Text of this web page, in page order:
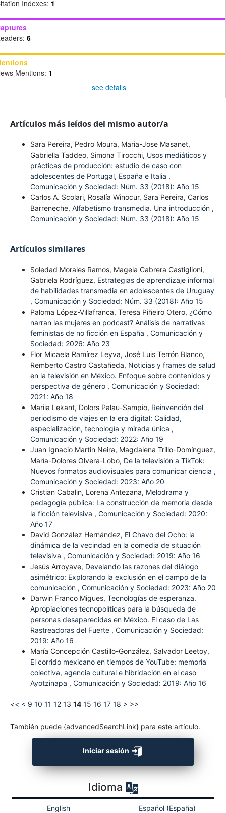
Indexes: 1
6
Mentions: 1
see details
Artículos más leídos del mismo autor/a
Sara Pereira, Pedro Moura, Maria-Jose Masanet,
Gabriella Taddeo, Simona Tirocchi, Usos mediáticos y
prácticas de producción: estudio de caso con
adolescentes de Portugal, España e Italia ,
Comunicación y Sociedad: Núm. 33 (2018): Año 15
Carlos A. Scolari, Rosalía Winocur, Sara Pereira, Carlos
Barreneche, Alfabetismo transmedia. Una introducción ,
Comunicación y Sociedad: Núm. 33 (2018): Año 15
Artículos similares
Soledad Morales Ramos, Magela Cabrera Castiglioni,
Gabriela Rodríguez, Estrategias de aprendizaje informal
de habilidades transmedia en adolescentes de Uruguay
, Comunicación y Sociedad: Núm. 33 (2018): Año 15
Paloma López-Villafranca, Teresa Piñeiro Otero, ¿Cómo
narran las mujeres en podcast? Análisis de narrativas
feministas de no ficción en España , Comunicación y
Sociedad: 2026: Año 23
Flor Micaela Ramírez Leyva, José Luis Terrón Blanco,
Remberto Castro Castañeda, Noticias y frames de salud
en la televisión en México. Enfoque sobre contenidos y
perspectiva de género , Comunicación y Sociedad:
2021: Año 18
Mariia Lekant, Dolors Palau-Sampio, Reinvención del
periodismo de viajes en la era digital: Calidad,
especialización, tecnología y mirada única ,
Comunicación y Sociedad: 2022: Año 19
Juan Ignacio Martin Neira, Magdalena Trillo-Domínguez,
María-Dolores Olvera-Lobo, De la televisión a TikTok:
Nuevos formatos audiovisuales para comunicar ciencia ,
Comunicación y Sociedad: 2023: Año 20
Cristian Cabalin, Lorena Antezana, Melodrama y
pedagogía pública: La construcción de memoria desde
la ficción televisiva , Comunicación y Sociedad: 2020:
Año 17
David González Hernández, El Chavo del Ocho: la
dinámica de la vecindad en la comedia de situación
televisiva , Comunicación y Sociedad: 2019: Año 16
Jesús Arroyave, Develando las razones del diálogo
asimétrico: Explorando la exclusión en el campo de la
comunicación , Comunicación y Sociedad: 2023: Año 20
Darwin Franco Migues, Tecnologías de esperanza.
Apropiaciones tecnopolíticas para la búsqueda de
personas desaparecidas en México. El caso de Las
Rastreadoras del Fuerte , Comunicación y Sociedad:
2019: Año 16
María Concepción Castillo-González, Salvador Leetoy,
El corrido mexicano en tiempos de YouTube: memoria
colectiva, agencia cultural e hibridación en el caso
Ayotzinapa , Comunicación y Sociedad: 2019: Año 16
<< < 9 10 11 12 13 14 15 16 17 18 > >>
También puede {advancedSearchLink} para este artículo.
Iniciar sesión
Idioma
English Español (España)